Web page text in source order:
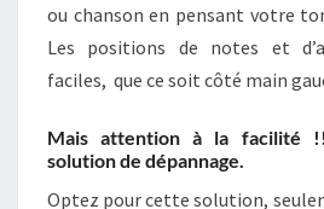
ou chanson en pensant votre
Les positions de notes et
faciles, que ce soit côté main
Mais attention à la facilité
solution de dépannage.
Optez pour cette solution,